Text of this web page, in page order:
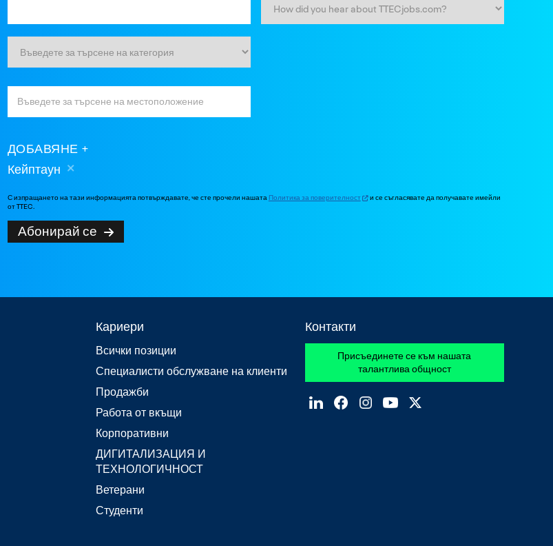
ДОБАВЯНЕ
Кейптаун
С изпращането на тази информацията потвърждавате, че сте прочели нашата Политика за поверителност
и се съгласявате да получавате имейли
от TTEC.
Абонирай се
Кариери
Всички позиции
Специалисти обслужване на клиенти
Продажби
Работа от вкъщи
Корпоративни
ДИГИТАЛИЗАЦИЯ И
ТЕХНОЛОГИЧНОСТ
Ветерани
Студенти
Контакти
Присъединете се към нашата
талантлива общност